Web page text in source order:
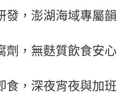
上)免運費
上)免運費
上)免運費
發，澎湖海域專屬韻
劑，無麩質飲食安心
食，深夜宵夜與加班